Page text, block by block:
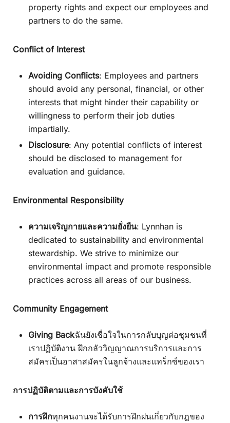
property rights and expect our employees and
partners to do the same.
Conflict of Interest
Avoiding Conflicts: Employees and partners
should avoid any personal, financial, or other
interests that might hinder their capability or
willingness to perform their job duties
impartially.
Disclosure: Any potential conflicts of interest
should be disclosed to management for
evaluation and guidance.
Environmental Responsibility
ความเจริญกายและความยั่งยืน: Lynnhan is
dedicated to sustainability and environmental
stewardship. We strive to minimize our
environmental impact and promote responsible
practices across all areas of our business.
Community Engagement
Giving Backฉันยังเชื่อใจในการกลับบุญต่อชุมชนที่
เราปฏิบัติงาน ฝึกกลัววิญญาณการบริการและการ
สมัครเป็นอาสาสมัครในลูกจ้างและแทร็กซ์ของเรา
การปฏิบัติตามและการบังคับใช้
การฝึกทุกคนงานจะได้รับการฝึกฝนเกี่ยวกับกฎของ